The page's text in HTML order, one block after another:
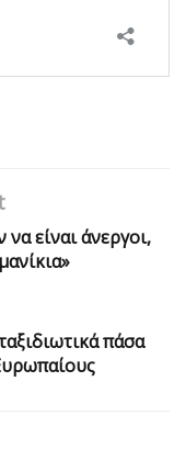
είναι άνεργοι,
πάσα